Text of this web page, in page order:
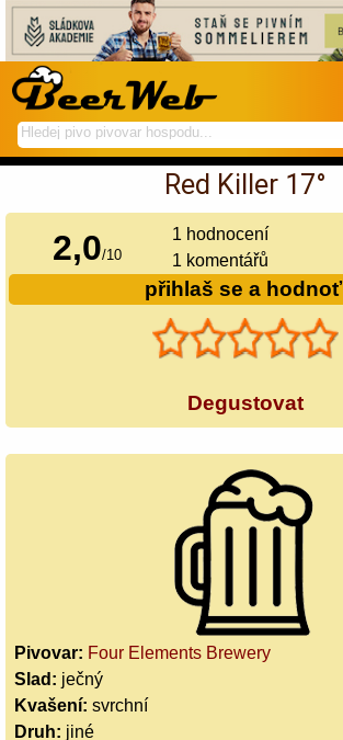
hledej
na
spustí
hledání
Red Killer 17°
2,0/10
1 hodnocení
1 komentářů
přihlaš se a hodnoť
Degustovat
Pivovar: Four Elements Brewery
Slad: ječný
Kvašení: svrchní
Druh: jiné